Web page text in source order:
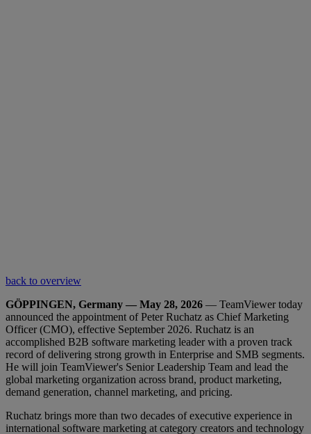
back to overview
GÖPPINGEN, Germany — May 28, 2026 — TeamViewer today
announced the appointment of Peter Ruchatz as Chief Marketing
Officer (CMO), effective September 2026. Ruchatz is an
accomplished B2B software marketing leader with a proven track
record of delivering strong growth in Enterprise and SMB segments.
He will join TeamViewer's Senior Leadership Team and lead the
global marketing organization across brand, product marketing,
demand generation, channel marketing, and pricing.
Ruchatz brings more than two decades of executive experience in
international software marketing at category creators and technology